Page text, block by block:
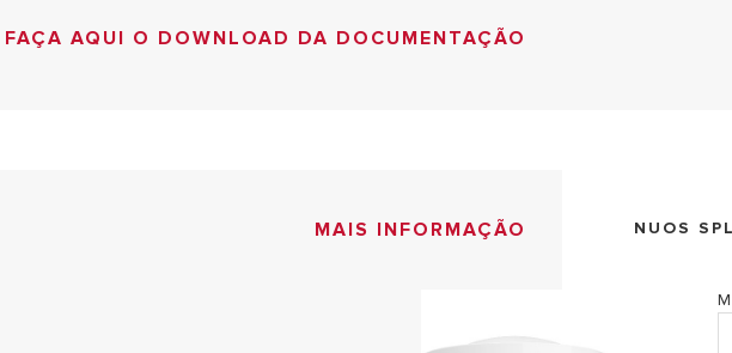
FAÇA AQUI O DOWNLOAD DA DOCUMENTAÇÃO
MAIS INFORMAÇÃO NUOS